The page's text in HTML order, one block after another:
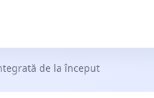
de la început